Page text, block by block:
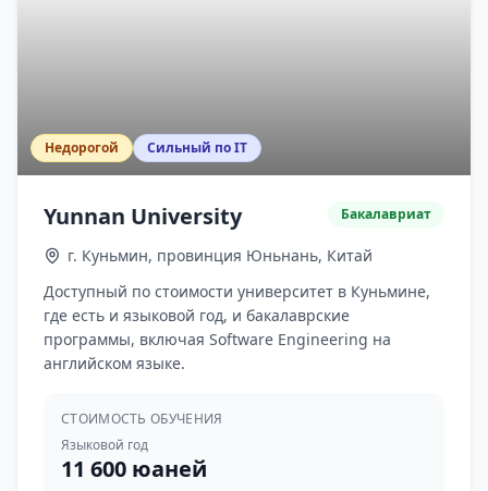
Недорогой Сильный по IT
Yunnan University Бакалавриат
г. Куньмин, провинция Юньнань, Китай
Доступный по стоимости университет в Куньмине,
где есть и языковой год, и бакалаврские
программы, включая Software Engineering на
английском языке.
СТОИМОСТЬ ОБУЧЕНИЯ
Языковой год
11 600 юаней